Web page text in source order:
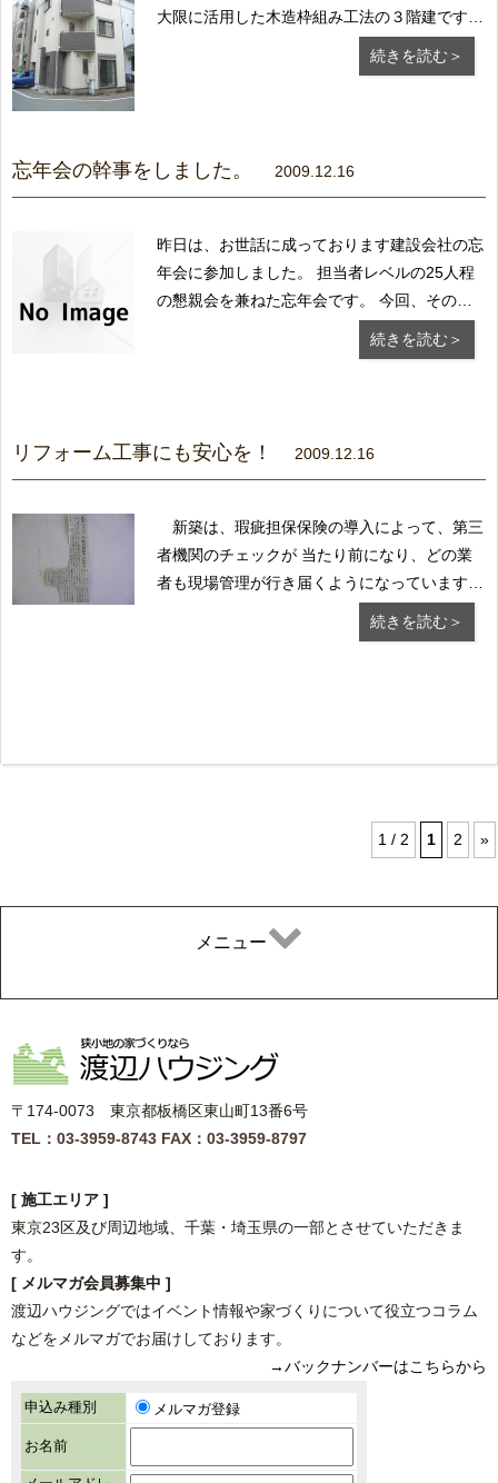
大限に活用した木造枠組み工法の３階建です。
当初、建築確認許可の遅れから着工が遅れお客
様には大変ご心配をお掛け致しましたが、 お
続きを読む＞
忘年会の幹事をしました。 2009.12.16
昨日は、お世話に成っております建設会社の忘
年会に参加しました。 担当者レベルの25人程
の懇親会を兼ねた忘年会です。 今回、その幹
事をおおせつかりインターネットで色々お店を
調べ、下見 に行ったりして"新宿の居酒屋"に予
続きを読む＞
リフォーム工事にも安心を！ 2009.12.16
新築は、瑕疵担保保険の導入によって、第三
者機関のチェックが 当たり前になり、どの業
者も現場管理が行き届くようになっています。
さて、業者登録が不要のリフォームにおいて
も、 悪徳業者の締め出しを図るため、新聞記
続きを読む＞
1 / 2 1 2 »
メニュー
〒174-0073 東京都板橋区東山町13番6号
TEL：03-3959-8743 FAX：03-3959-8797
[ 施工エリア ]
東京23区及び周辺地域、千葉・埼玉県の一部とさせていただきま
す。
[ メルマガ会員募集中 ]
渡辺ハウジングではイベント情報や家づくりについて役立つコラム
などをメルマガでお届けしております。
→バックナンバーはこちらから